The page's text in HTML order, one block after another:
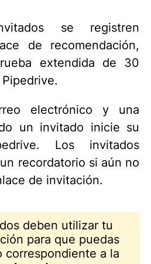
se registren
de recomendación,
extendida de 30
electrónico y una
un invitado inicie su
Los invitados
recordatorio si aún no
de invitación.
deben utilizar tu
para que puedas
correspondiente a la